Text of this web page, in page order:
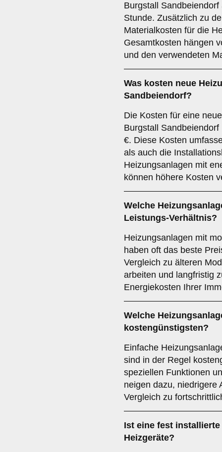
Burgstall
Stunde. Zusätzlich zu
Materialkosten für die
Gesamtkosten hängen
und den verwendeten
Was kosten neue
Sandbeiendorf?
Die Kosten für eine
Burgstall
€. Diese Kosten
als auch die
Heizungsanlagen mit
können höhere Kosten
Welche
Leistungs-Verhältnis?
Heizungsanlagen mit
haben oft das beste
Vergleich zu älteren
arbeiten und langfristig
Energiekosten Ihrer
Welche
kostengünstigsten?
Einfache
sind in der Regel
speziellen Funktionen
neigen dazu, niedrigere
Vergleich zu
Ist eine fest
Heizgeräte?